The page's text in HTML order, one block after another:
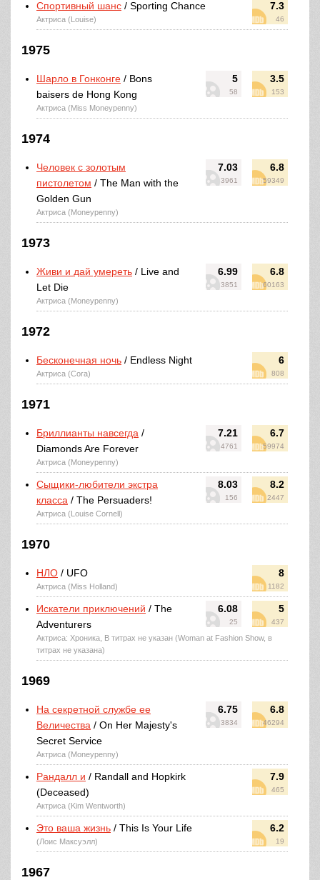
7.3
46
Спортивный шанс / Sporting Chance
Актриса (Louise)
1975
5
58
3.5
153
Шарло в Гонконге / Bons
baisers de Hong Kong
Актриса (Miss Moneypenny)
1974
7.03
3961
6.8
59349
Человек с золотым
пистолетом / The Man with the
Golden Gun
Актриса (Moneypenny)
1973
6.99
3851
6.8
60163
Живи и дай умереть / Live and
Let Die
Актриса (Moneypenny)
1972
6
808
Бесконечная ночь / Endless Night
Актриса (Cora)
1971
7.21
4761
6.7
59974
Бриллианты навсегда /
Diamonds Are Forever
Актриса (Moneypenny)
8.03
156
8.2
2447
Сыщики-любители экстра
класса / The Persuaders!
Актриса (Louise Cornell)
1970
8
1182
НЛО / UFO
Актриса (Miss Holland)
6.08
25
5
437
Искатели приключений / The
Adventurers
Актриса: Хроника, В титрах не указан (Woman at Fashion Show, в
титрах не указана)
1969
6.75
3834
6.8
46294
На секретной службе ее
Величества / On Her Majesty's
Secret Service
Актриса (Moneypenny)
7.9
465
Рандалл и / Randall and Hopkirk
(Deceased)
Актриса (Kim Wentworth)
6.2
19
Это ваша жизнь / This Is Your Life
(Лоис Максуэлл)
1967